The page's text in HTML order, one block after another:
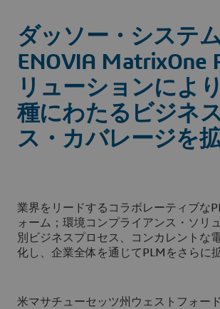
ダッソー・システム
ENOVIA MatrixOne
リューションによ
種にわたるビジネ
ス・カバレージを
業界をリードするコラボレーティブな
ォーム；環境コンプライアンス・ソリ
別ビジネスプロセス、コンカレントな
化し、企業全体を通じてPLMをさらに
米マサチューセッツ州ウェストフォー